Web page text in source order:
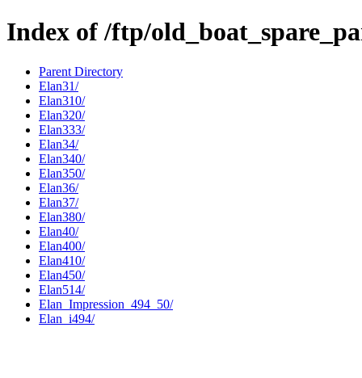
Index of /ftp/
Parent Directory
Elan31/
Elan310/
Elan320/
Elan333/
Elan34/
Elan340/
Elan350/
Elan36/
Elan37/
Elan380/
Elan40/
Elan400/
Elan410/
Elan450/
Elan514/
Elan_Impression_494_50/
Elan_i494/